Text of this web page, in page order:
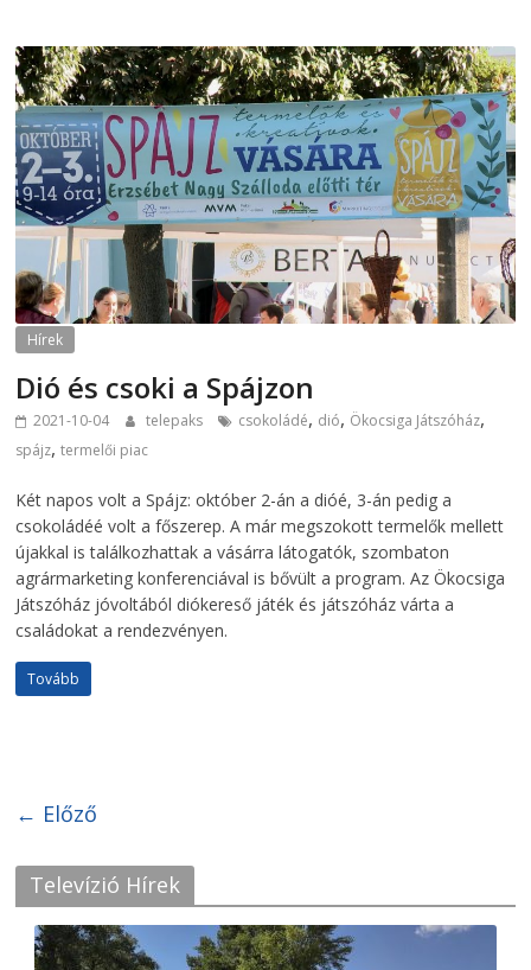
Hírek
Dió és csoki a Spájzon
2021-10-04 telepaks csokoládé, dió, Ökocsiga Játszóház,
spájz,termelői piac
Két napos volt a Spájz: október 2-án a dióé, 3-án pedig a
csokoládéé volt a főszerep. A már megszokott termelők mellett
újakkal is találkozhattak a vásárra látogatók, szombaton
agrármarketing konferenciával is bővült a program. Az Ökocsiga
Játszóház jóvoltából diókereső játék és játszóház várta a
családokat a rendezvényen.
Tovább
← Előző
Televízió Hírek